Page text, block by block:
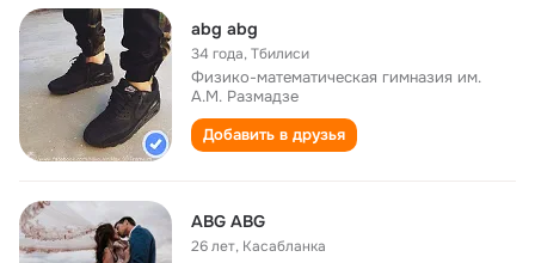
abg abg
34 года,Тбилиси
Физико-математическая гимназия им.
А.М. Размадзе
Добавить в друзья
ABG ABG
26 лет, Касабланка